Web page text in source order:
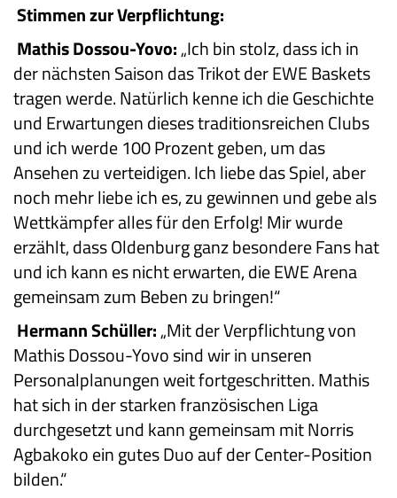
Stimmen zur Verpflichtung:
Mathis Dossou-Yovo:„Ich bin stolz, dass ich in
der nächsten Saison das Trikot der EWE Baskets
tragen werde. Natürlich kenne ich die Geschichte
und Erwartungen dieses traditionsreichen Clubs
und ich werde 100 Prozent geben, um das
Ansehen zu verteidigen. Ich liebe das Spiel, aber
noch mehr liebe ich es, zu gewinnen und gebe als
Wettkämpfer alles für den Erfolg! Mir wurde
erzählt, dass Oldenburg ganz besondere Fans hat
und ich kann es nicht erwarten, die EWE Arena
gemeinsam zum Beben zu bringen!“
Hermann Schüller:„Mit der Verpflichtung von
Mathis Dossou-Yovo sind wir in unseren
Personalplanungen weit fortgeschritten. Mathis
hat sich in der starken französischen Liga
durchgesetzt und kann gemeinsam mit Norris
Agbakoko ein gutes Duo auf der Center-Position
bilden.“